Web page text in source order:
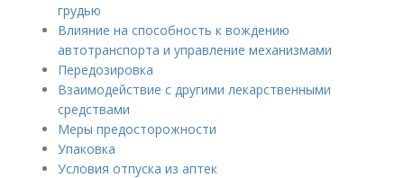
грудью
Влияние на способность к вождению
автотранспорта и управление механизмами
Передозировка
Взаимодействие с другими лекарственными
средствами
Меры предосторожности
Упаковка
Условия отпуска из аптек